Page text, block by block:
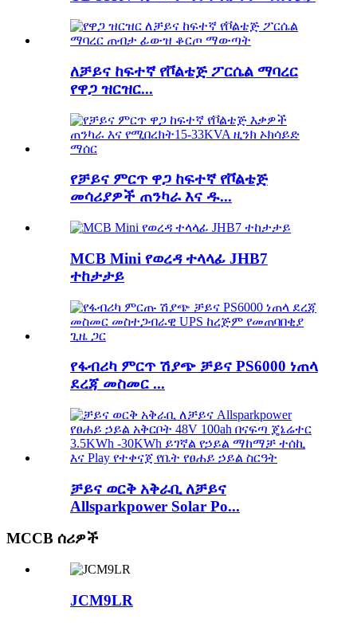
ለቻይና ከፍተኛ የቮልቴጅ ፖርሴል ማባረር
የዋጋ ዝርዝር...
የቻይና ምርጥ ዋጋ ከፍተኛ የቮልቴጅ
መሳሪያዎች ጠንካራ እና ዱ...
MCB Mini የወረዳ ተላላፊ JHB7
ተከታታይ
የፋብሪካ ምርጥ ሽያጭ ቻይና PS6000 ነጠላ
ደረጃ መስመር ...
ቻይና ወርቅ አቅራቢ ለቻይና
Allsparkpower Solar Po...
MCCB ሰሪዎች
JCM9LR